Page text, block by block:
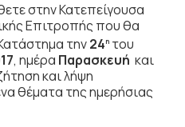
στην Κατεπείγουσα
Επιτροπής που θα
την24ητου
, ημέρα Παρασκευή και
και λήψη
θέματα της ημερήσιας